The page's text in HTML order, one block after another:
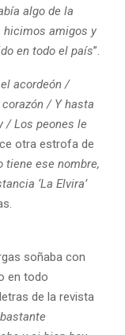
algo de la
hicimos amigos y
en todo el país”.
acordeón /
/ Y hasta
/ Los peones le
otra estrofa de
tiene ese nombre,
‘La Elvira’
soñaba con
en todo
de la revista